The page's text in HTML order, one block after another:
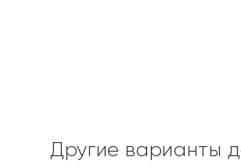
Другие варианты